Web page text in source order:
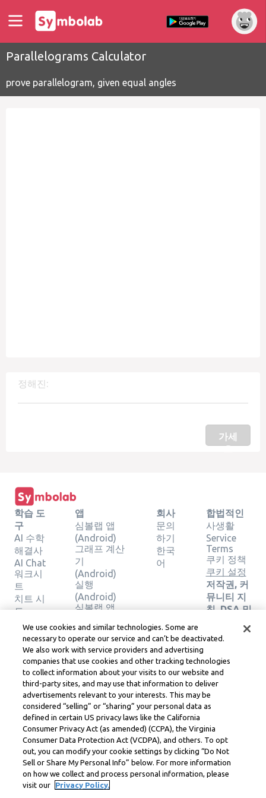
Parallelograms Calculator
prove parallelogram, given equal angles
정해진:
가세
요
학습 도
구
AI 수학
해결사
AI Chat
워크시
트
치트 시
트
계산기
그래프
계산기
지오메
트리 계
산기
솔루션
확인
앱
심볼랩 앱
(Android)
그래프 계산
기
(Android)
실행
(Android)
심볼랩 앱
그래프 계산
기 (iOS)
실행 (iOS)
회사
문의
하기
한국
어
합법적인
사생활
Service
Terms
쿠키 정책
쿠키 설정
저작권, 커
뮤니티 지
침, DSA 및
리소스
법률 센터
Learneo
서비스 약
관
Symbolab, a Learneo, Inc. business
© Learneo, Inc. 2024
We use cookies and similar technologies. Some are
necessary to operate our service and can’t be deactivated.
We also work with service providers and advertising
companies that use cookies and other tracking technologies
to collect information about your visits to our website and
third-party sites, and may use that information to deliver
advertisements relevant to your interests. This may be
considered “selling” or “sharing” your personal data as
defined in certain US privacy laws like the California
Consumer Privacy Act (as amended) (CCPA), the Virginia
Consumer Data Protection Act (VCDPA), and others. To opt
out, you can modify your cookie settings by clicking “Do Not
Sell or Share My Personal Info” below. For more information
on how we collect and process personal information, please
visit our
Privacy Policy.